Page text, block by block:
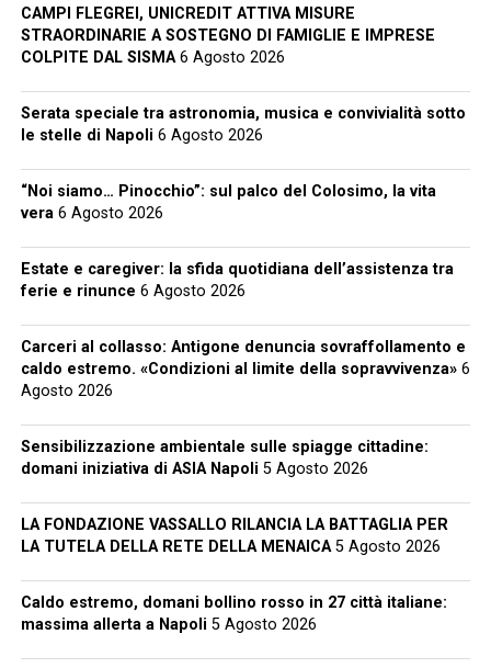
CAMPI FLEGREI, UNICREDIT ATTIVA MISURE
STRAORDINARIE A SOSTEGNO DI FAMIGLIE E IMPRESE
COLPITE DAL SISMA 6 Agosto 2026
Serata speciale tra astronomia, musica e convivialità sotto
le stelle di Napoli 6 Agosto 2026
“Noi siamo… Pinocchio”: sul palco del Colosimo, la vita
vera 6 Agosto 2026
Estate e caregiver: la sfida quotidiana dell’assistenza tra
ferie e rinunce 6 Agosto 2026
Carceri al collasso: Antigone denuncia sovraffollamento e
caldo estremo. «Condizioni al limite della sopravvivenza» 6
Agosto 2026
Sensibilizzazione ambientale sulle spiagge cittadine:
domani iniziativa di ASIA Napoli 5 Agosto 2026
LA FONDAZIONE VASSALLO RILANCIA LA BATTAGLIA PER
LA TUTELA DELLA RETE DELLA MENAICA 5 Agosto 2026
Caldo estremo, domani bollino rosso in 27 città italiane:
massima allerta a Napoli 5 Agosto 2026